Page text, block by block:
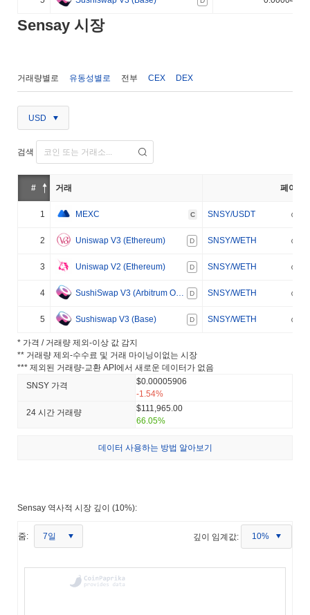
Sensay 시장
거래량별로 유동성별로 전부 CEX DEX
USD
검색
# 거래 페어
1 MEXC C SNSY/USDT
2 Uniswap V3 (Ethereum) D SNSY/WETH
3 Uniswap V2 (Ethereum) D SNSY/WETH
4 SushiSwap V3 (Arbitrum One) D SNSY/WETH
5 Sushiswap V3 (Base) D SNSY/WETH
* 가격 / 거래량 제외-이상 값 감지
** 거래량 제외-수수료 및 거래 마이닝이없는 시장
*** 제외된 거래량-교환 API에서 새로운 데이터가 없음
SNSY 가격
$0.00005906
-1.54%
24 시간 거래량
$111,965.00
66.05%
데이터 사용하는 방법 알아보기
Sensay 역사적 시장 깊이 (10%):
줌: 7일 깊이 임계값: 10%